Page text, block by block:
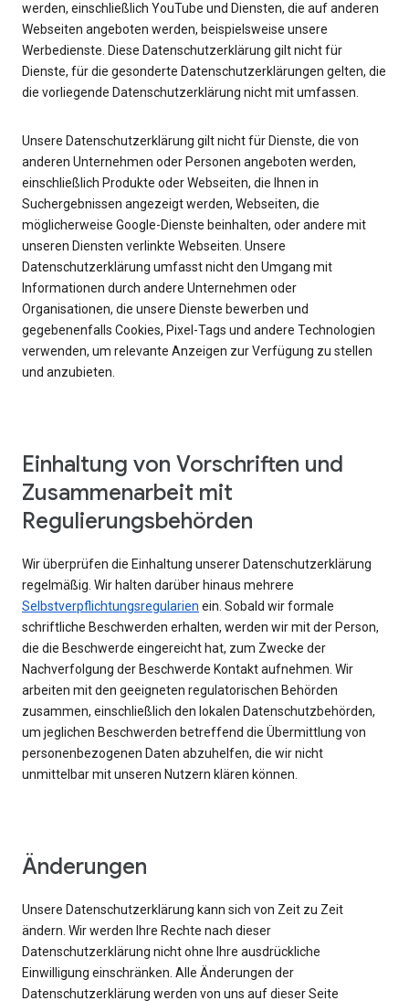
werden, einschließlich YouTube und Diensten, die auf anderen
Webseiten angeboten werden, beispielsweise unsere
Werbedienste. Diese Datenschutzerklärung gilt nicht für
Dienste, für die gesonderte Datenschutzerklärungen gelten, die
die vorliegende Datenschutzerklärung nicht mit umfassen.
Unsere Datenschutzerklärung gilt nicht für Dienste, die von
anderen Unternehmen oder Personen angeboten werden,
einschließlich Produkte oder Webseiten, die Ihnen in
Suchergebnissen angezeigt werden, Webseiten, die
möglicherweise Google-Dienste beinhalten, oder andere mit
unseren Diensten verlinkte Webseiten. Unsere
Datenschutzerklärung umfasst nicht den Umgang mit
Informationen durch andere Unternehmen oder
Organisationen, die unsere Dienste bewerben und
gegebenenfalls Cookies, Pixel-Tags und andere Technologien
verwenden, um relevante Anzeigen zur Verfügung zu stellen
und anzubieten.
Einhaltung von Vorschriften und
Zusammenarbeit mit
Regulierungsbehörden
Wir überprüfen die Einhaltung unserer Datenschutzerklärung
regelmäßig. Wir halten darüber hinaus mehrere
Selbstverpflichtungsregularien ein. Sobald wir formale
schriftliche Beschwerden erhalten, werden wir mit der Person,
die die Beschwerde eingereicht hat, zum Zwecke der
Nachverfolgung der Beschwerde Kontakt aufnehmen. Wir
arbeiten mit den geeigneten regulatorischen Behörden
zusammen, einschließlich den lokalen Datenschutzbehörden,
um jeglichen Beschwerden betreffend die Übermittlung von
personenbezogenen Daten abzuhelfen, die wir nicht
unmittelbar mit unseren Nutzern klären können.
Änderungen
Unsere Datenschutzerklärung kann sich von Zeit zu Zeit
ändern. Wir werden Ihre Rechte nach dieser
Datenschutzerklärung nicht ohne Ihre ausdrückliche
Einwilligung einschränken. Alle Änderungen der
Datenschutzerklärung werden von uns auf dieser Seite